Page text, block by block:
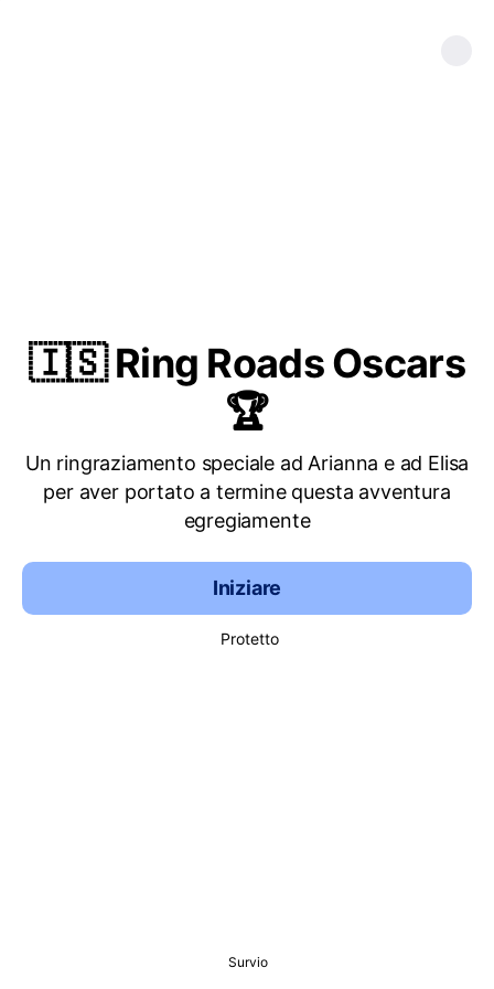
🇮🇸 Ring Roads Oscars
🏆
Un ringraziamento speciale ad Arianna e ad Elisa
per aver portato a termine questa avventura
egregiamente
Iniziare
Protetto
Survio